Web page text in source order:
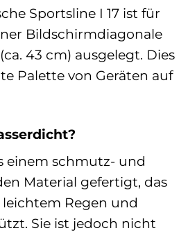
Sportsline I 17 ist für
Bildschirmdiagonale
43 cm) ausgelegt. Dies
Palette von Geräten auf
einem schmutz- und
Material gefertigt, das
Regen und
Sie ist jedoch nicht